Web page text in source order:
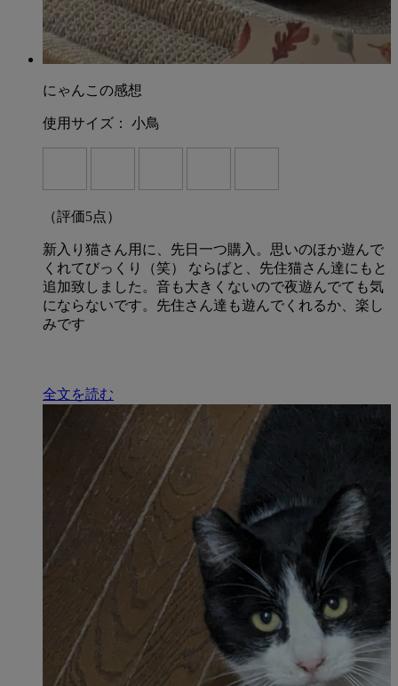
にゃんこの感想
使用サイズ： 小鳥
（評価5点）
新入り猫さん用に、先日一つ購入。思いのほか遊んで
くれてびっくり（笑） ならばと、先住猫さん達にもと
追加致しました。音も大きくないので夜遊んでても気
にならないです。先住さん達も遊んでくれるか、楽し
みです
全文を読む